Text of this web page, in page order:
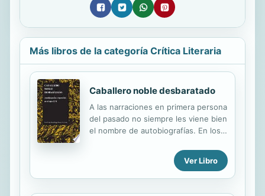
Más libros de la categoría Crítica Literaria
Caballero noble desbaratado
A las narraciones en primera persona
del pasado no siempre les viene bien
el nombre de autobiografías. En los
género, quienes escribían la historia
de sus vidas con frecuencia
utilizaban como modelo para sus
Ver Libro